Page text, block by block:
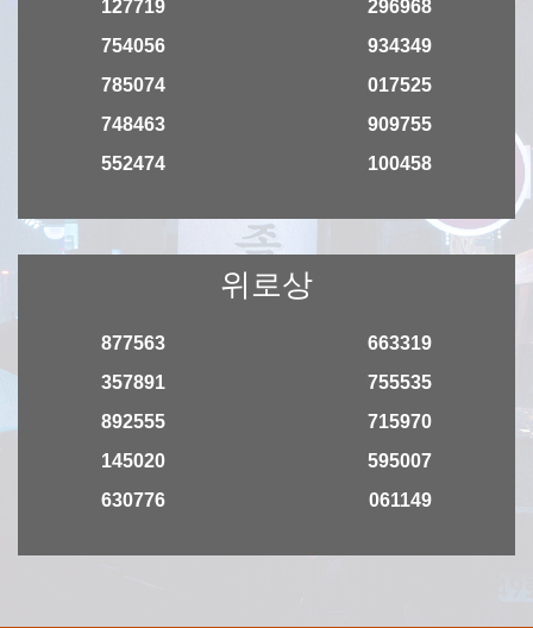
127719
754056
785074
748463
552474
296968
934349
017525
909755
100458
위로상
877563
357891
892555
145020
630776
663319
755535
715970
595007
061149